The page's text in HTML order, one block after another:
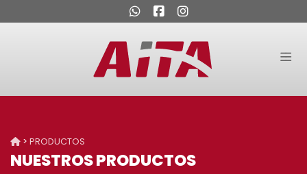
> PRODUCTOS
NUESTROS PRODUCTOS